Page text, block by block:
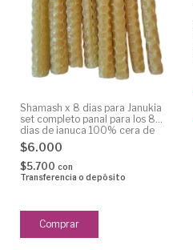
Shamash x 8 dias para Janukia
set completo panal para los 8
dias de januca 100% cera de
abeja, panal
$6.000
$5.700 con
Transferencia o depósito